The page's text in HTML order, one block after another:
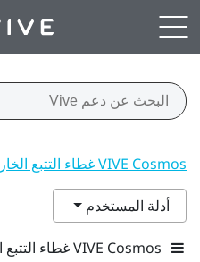
VIVE Cosmos غطاء التتبع الخارجي الدعم
أدلة المستخدم
VIVE Cosmos غطاء التتبع الخارجي Menu